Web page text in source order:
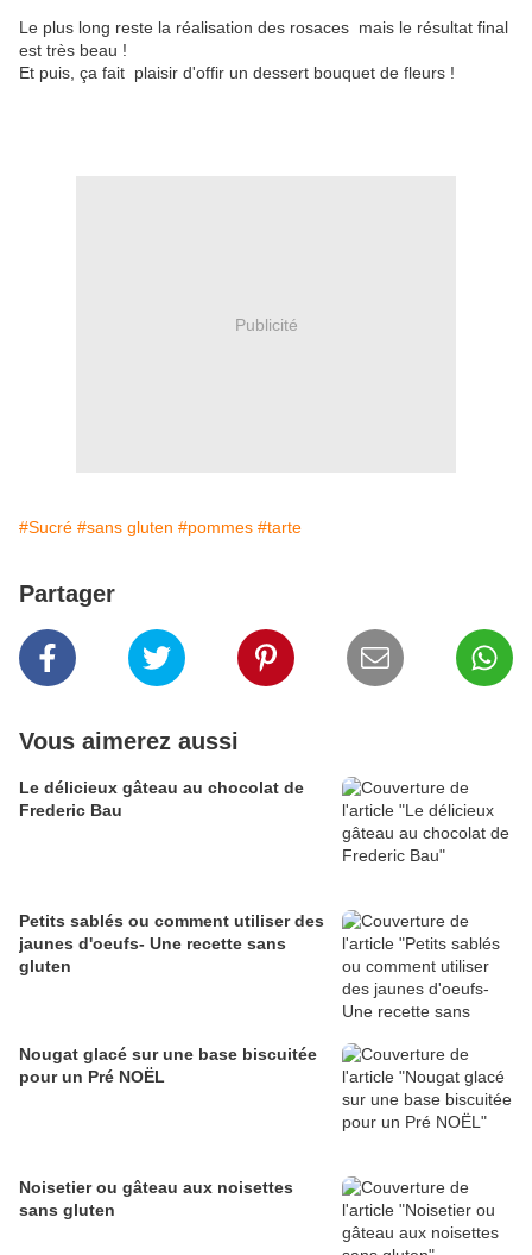
Le plus long reste la réalisation des rosaces mais le résultat final
est très beau !
Et puis, ça fait plaisir d'offir un dessert bouquet de fleurs !
Publicité
#Sucré #sans gluten #pommes #tarte
Partager
Vous aimerez aussi
Le délicieux gâteau au chocolat de
Frederic Bau
Petits sablés ou comment utiliser des
jaunes d'oeufs- Une recette sans
gluten
Nougat glacé sur une base biscuitée
pour un Pré NOËL
Noisetier ou gâteau aux noisettes
sans gluten